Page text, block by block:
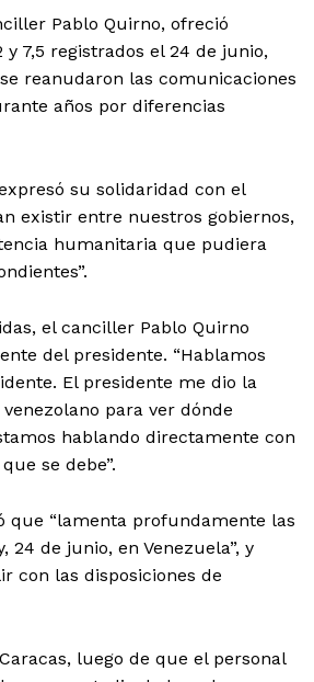
Pablo Quirno, ofreció
7,5 registrados el 24 de junio,
reanudaron las comunicaciones
años por diferencias
su solidaridad con el
existir entre nuestros gobiernos,
humanitaria que pudiera
el canciller Pablo Quirno
del presidente. “Hablamos
El presidente me dio la
para ver dónde
hablando directamente con
se debe”.
que “lamenta profundamente las
de junio, en Venezuela”, y
con las disposiciones de
luego de que el personal